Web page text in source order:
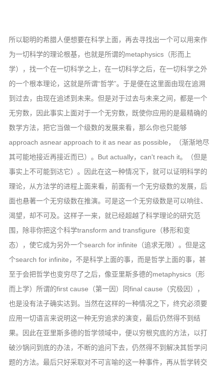
所以聪明的希腊人便想要在科学上面，再去寻找出一个可以用来作
为一切科学的理论根基，也就是所谓的metaphysics（形而上
学），找一个在一切科学之上，在一切科学之后，在一切科学之外
的一个根本理论，这就是所谓“哲学”。于是便在这里面由现在追溯
到过去，由现在追述到未来。但是对于过去与未来之间，都是一个
无穷数，因此事实上面对于一个无穷数，既使你应用的是最精确的
数学方法，把它当做一个级数的发展来看，那么你也只能够
approach asnear approach to it as near as possible，（渐渐地尽
其可能地接近再接近而已）。But actually，can't reach it。（但是
事实上不可能到达它）。因此在这一种情况下，就可以证明科学的
理论，从方法学的进程上面来看，前面有一个无穷级数的发展，后
面也悬著一个无穷级数在推演。可是这一个无穷级数是可以响往、
渴望，却不可及。这样子一来，就已经超越了科学理论的研究范
围，除非你把这个科学transform and transfigure（移形和变
态），使它成为另外一个search for infinite（追求无限）。但是这
个search for infinite，不是科学上面的事，而是哲学上面的事，甚
至于会把哲学也变穷尽了之后，像亚里斯多德的metaphysics（形
而上学）所谓的first cause（第一因）同final cause（究极因），
也是没有法子确实达到。当然在这样的一种情况之下，终究必须要
应用一切语言来说明这一种无穷追求的演变，最后仍然得不到结
果。因此在亚里斯多德的哲学领域中，便以穷根究底的方法，以打
破沙锅问到底的办法，不断的追问下去，仍然得不到解决其哲学问
题的方法。最后只好采取对不可言喻的这一种事件，再从哲学转交